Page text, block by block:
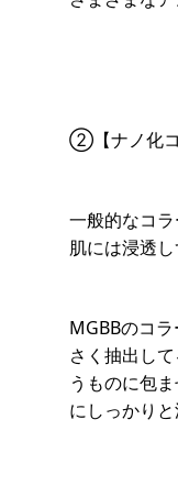
②【ナノ化コ
一般的なコ
肌には浸透し
MGBBのコ
さく抽出し
うものに包
にしっかりと